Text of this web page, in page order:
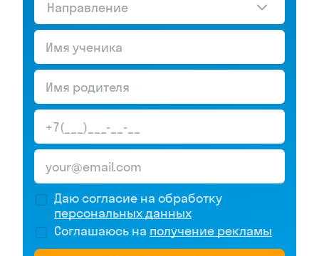
Направление
Даю согласие на обработку
персональных данных
Соглашаюсь на получение рекламы